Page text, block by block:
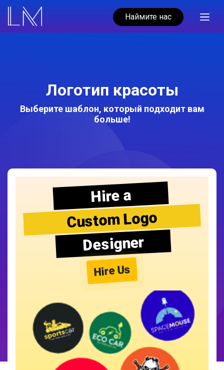
Наймите нас
Логотип красоты
Выберите шаблон, который подходит вам
больше!
Hire a
Custom Logo
Designer
Hire Us